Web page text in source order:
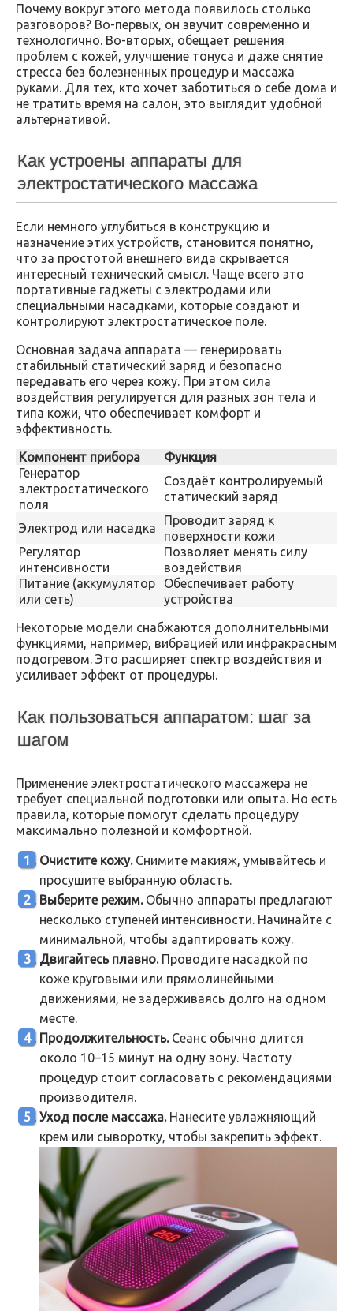
Почему вокруг этого метода появилось столько
разговоров? Во-первых, он звучит современно и
технологично. Во-вторых, обещает решения
проблем с кожей, улучшение тонуса и даже снятие
стресса без болезненных процедур и массажа
руками. Для тех, кто хочет заботиться о себе дома и
не тратить время на салон, это выглядит удобной
альтернативой.
Как устроены аппараты для
электростатического массажа
Если немного углубиться в конструкцию и
назначение этих устройств, становится понятно,
что за простотой внешнего вида скрывается
интересный технический смысл. Чаще всего это
портативные гаджеты с электродами или
специальными насадками, которые создают и
контролируют электростатическое поле.
Основная задача аппарата — генерировать
стабильный статический заряд и безопасно
передавать его через кожу. При этом сила
воздействия регулируется для разных зон тела и
типа кожи, что обеспечивает комфорт и
эффективность.
Компонент прибора
Функция
Генератор
электростатического
поля
Создаёт контролируемый
статический заряд
Электрод или насадка
Проводит заряд к
поверхности кожи
Регулятор
интенсивности
Позволяет менять силу
воздействия
Питание (аккумулятор
или сеть)
Обеспечивает работу
устройства
Некоторые модели снабжаются дополнительными
функциями, например, вибрацией или инфракрасным
подогревом. Это расширяет спектр воздействия и
усиливает эффект от процедуры.
Как пользоваться аппаратом: шаг за
шагом
Применение электростатического массажера не
требует специальной подготовки или опыта. Но есть
правила, которые помогут сделать процедуру
максимально полезной и комфортной.
Очистите кожу.Снимите макияж, умывайтесь и
просушите выбранную область.
Выберите режим.Обычно аппараты предлагают
несколько ступеней интенсивности. Начинайте с
минимальной, чтобы адаптировать кожу.
Двигайтесь плавно.Проводите насадкой по
коже круговыми или прямолинейными
движениями, не задерживаясь долго на одном
месте.
Продолжительность.Сеанс обычно длится
около 10–15 минут на одну зону. Частоту
процедур стоит согласовать с рекомендациями
производителя.
Уход после массажа.Нанесите увлажняющий
крем или сыворотку, чтобы закрепить эффект.